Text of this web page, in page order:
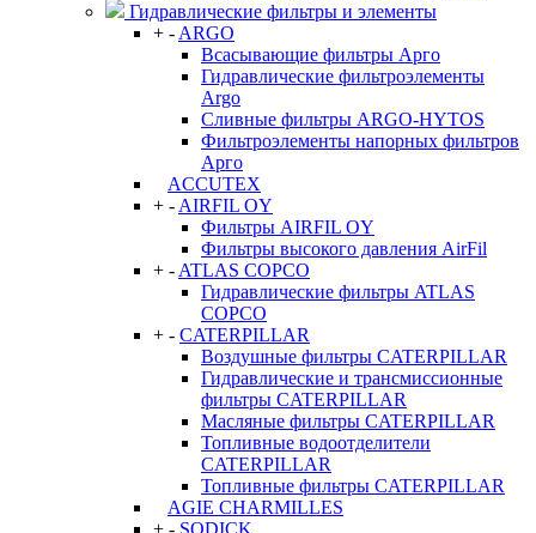
Гидравлические фильтры и элементы
+ - ARGO
Всасывающие фильтры Арго
Гидравлические фильтроэлементы
Argo
Сливные фильтры ARGO-HYTOS
Фильтроэлементы напорных фильтров
Арго
ACCUTEX
+ - AIRFIL OY
Фильтры AIRFIL OY
Фильтры высокого давления AirFil
+ - ATLAS COPCO
Гидравлические фильтры ATLAS
COPCO
+ - CATERPILLAR
Воздушные фильтры CATERPILLAR
Гидравлические и трансмиссионные
фильтры CATERPILLAR
Масляные фильтры CATERPILLAR
Топливные водоотделители
CATERPILLAR
Топливные фильтры CATERPILLAR
AGIE CHARMILLES
+ - SODICK